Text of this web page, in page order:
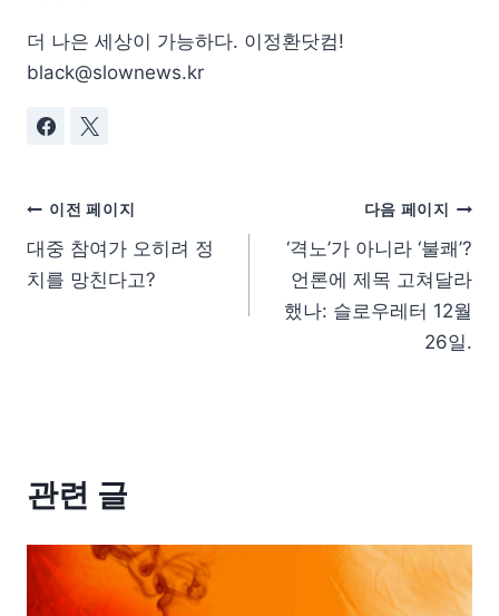
더 나은 세상이 가능하다. 이정환닷컴!
black@slownews.kr
이전 페이지
대중 참여가 오히려 정
치를 망친다고?
다음 페이지
‘격노’가 아니라 ‘불쾌’?
언론에 제목 고쳐달라
했나: 슬로우레터 12월
26일.
관련 글